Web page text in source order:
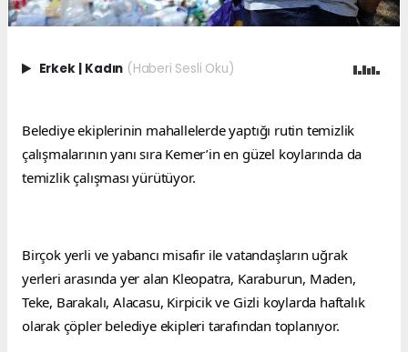
Erkek | Kadın (Haberi Sesli Oku)
Belediye ekiplerinin mahallelerde yaptığı rutin temizlik
çalışmalarının yanı sıra Kemer’in en güzel koylarında da
temizlik çalışması yürütüyor.
Birçok yerli ve yabancı misafir ile vatandaşların uğrak
yerleri arasında yer alan Kleopatra, Karaburun, Maden,
Teke, Barakalı, Alacasu, Kirpicik ve Gizli koylarda haftalık
olarak çöpler belediye ekipleri tarafından toplanıyor.